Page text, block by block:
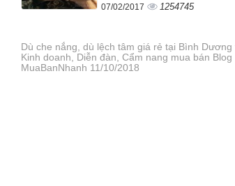
07/02/2017 1254745
Dù che nắng, dù lệch tâm giá rẻ tại Bình Dương
Kinh doanh, Diễn đàn, Cẩm nang mua bán Blog
MuaBanNhanh 11/10/2018